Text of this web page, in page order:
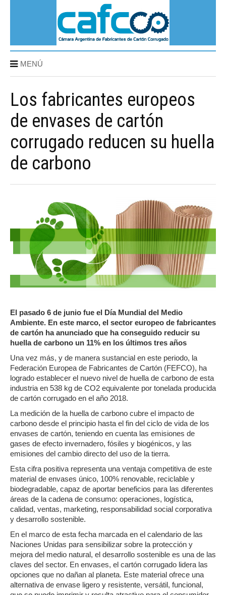
MENÚ
Los fabricantes europeos
de envases de cartón
corrugado reducen su huella
de carbono
El pasado 6 de junio fue el Día Mundial del Medio
Ambiente. En este marco, el sector europeo de fabricantes
de cartón ha anunciado que ha conseguido reducir su
huella de carbono un 11% en los últimos tres años
Una vez más, y de manera sustancial en este periodo, la
Federación Europea de Fabricantes de Cartón (FEFCO), ha
logrado establecer el nuevo nivel de huella de carbono de esta
industria en 538 kg de CO2 equivalente por tonelada producida
de cartón corrugado en el año 2018.
La medición de la huella de carbono cubre el impacto de
carbono desde el principio hasta el fin del ciclo de vida de los
envases de cartón, teniendo en cuenta las emisiones de
gases de efecto invernadero, fósiles y biogénicos, y las
emisiones del cambio directo del uso de la tierra.
Esta cifra positiva representa una ventaja competitiva de este
material de envases único, 100% renovable, reciclable y
biodegradable, capaz de aportar beneficios para las diferentes
áreas de la cadena de consumo: operaciones, logística,
calidad, ventas, marketing, responsabilidad social corporativa
y desarrollo sostenible.
En el marco de esta fecha marcada en el calendario de las
Naciones Unidas para sensibilizar sobre la protección y
mejora del medio natural, el desarrollo sostenible es una de las
claves del sector. En envases, el cartón corrugado lidera las
opciones que no dañan al planeta. Este material ofrece una
alternativa de envase ligero y resistente, versátil, funcional,